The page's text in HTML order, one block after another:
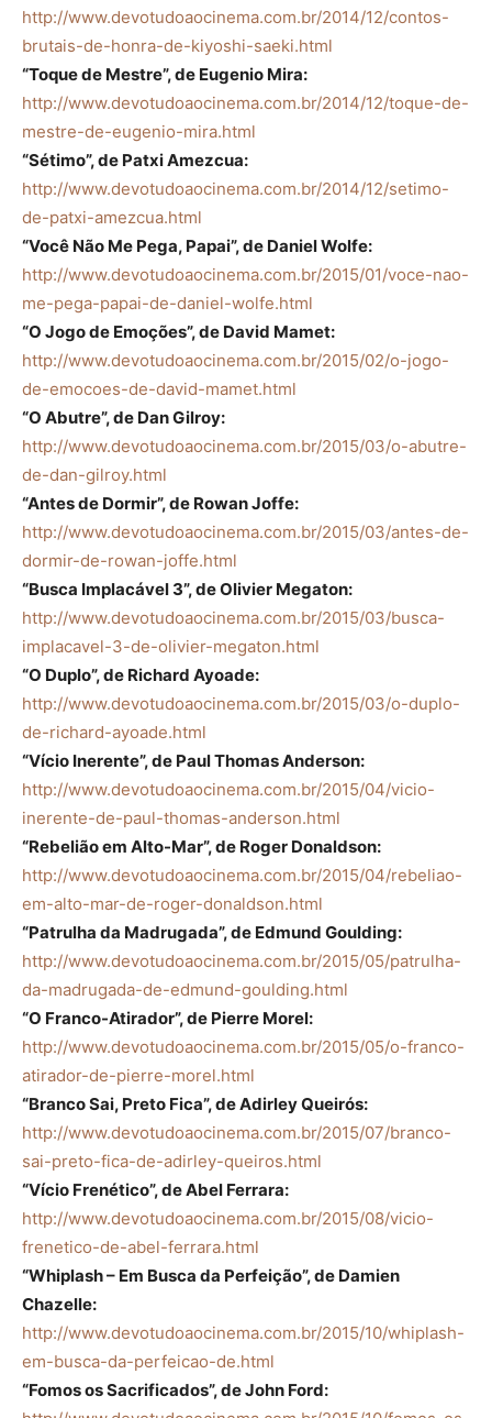
http://www.devotudoaocinema.com.br/2014/12/contos-
brutais-de-honra-de-kiyoshi-saeki.html
“Toque de Mestre”, de Eugenio Mira:
http://www.devotudoaocinema.com.br/2014/12/toque-de-
mestre-de-eugenio-mira.html
“Sétimo”, de Patxi Amezcua:
http://www.devotudoaocinema.com.br/2014/12/setimo-
de-patxi-amezcua.html
“Você Não Me Pega, Papai”, de Daniel Wolfe:
http://www.devotudoaocinema.com.br/2015/01/voce-nao-
me-pega-papai-de-daniel-wolfe.html
“O Jogo de Emoções”, de David Mamet:
http://www.devotudoaocinema.com.br/2015/02/o-jogo-
de-emocoes-de-david-mamet.html
“O Abutre”, de Dan Gilroy:
http://www.devotudoaocinema.com.br/2015/03/o-abutre-
de-dan-gilroy.html
“Antes de Dormir”, de Rowan Joffe:
http://www.devotudoaocinema.com.br/2015/03/antes-de-
dormir-de-rowan-joffe.html
“Busca Implacável 3”, de Olivier Megaton:
http://www.devotudoaocinema.com.br/2015/03/busca-
implacavel-3-de-olivier-megaton.html
“O Duplo”, de Richard Ayoade:
http://www.devotudoaocinema.com.br/2015/03/o-duplo-
de-richard-ayoade.html
“Vício Inerente”, de Paul Thomas Anderson:
http://www.devotudoaocinema.com.br/2015/04/vicio-
inerente-de-paul-thomas-anderson.html
“Rebelião em Alto-Mar”, de Roger Donaldson:
http://www.devotudoaocinema.com.br/2015/04/rebeliao-
em-alto-mar-de-roger-donaldson.html
“Patrulha da Madrugada”, de Edmund Goulding:
http://www.devotudoaocinema.com.br/2015/05/patrulha-
da-madrugada-de-edmund-goulding.html
“O Franco-Atirador”, de Pierre Morel:
http://www.devotudoaocinema.com.br/2015/05/o-franco-
atirador-de-pierre-morel.html
“Branco Sai, Preto Fica”, de Adirley Queirós:
http://www.devotudoaocinema.com.br/2015/07/branco-
sai-preto-fica-de-adirley-queiros.html
“Vício Frenético”, de Abel Ferrara:
http://www.devotudoaocinema.com.br/2015/08/vicio-
frenetico-de-abel-ferrara.html
“Whiplash – Em Busca da Perfeição”, de Damien
Chazelle:
http://www.devotudoaocinema.com.br/2015/10/whiplash-
em-busca-da-perfeicao-de.html
“Fomos os Sacrificados”, de John Ford: